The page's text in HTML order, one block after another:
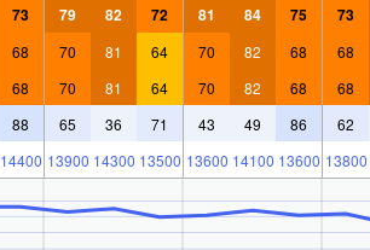
73 79 82 72 81 84 75 73
68 70 81 64 70 82 68 68
68 70 81 64 70 82 68 68
88 65 36 71 43 49 86 62
14400 13900 14300 13500 13600 14100 13600 13800